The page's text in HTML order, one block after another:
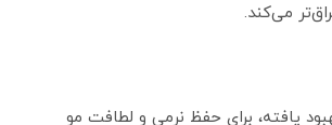
می‌کند.
یافته، برای حفظ نرمی و لطافت مو